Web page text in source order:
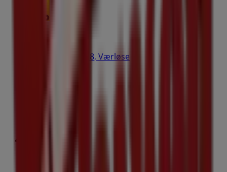
Kirke Værløsevej 8, Værløse